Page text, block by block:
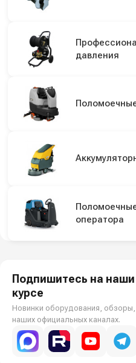
давления
оператора
Подпишитесь на наши
курсе
Новинки оборудования,
наших официальных каналах.